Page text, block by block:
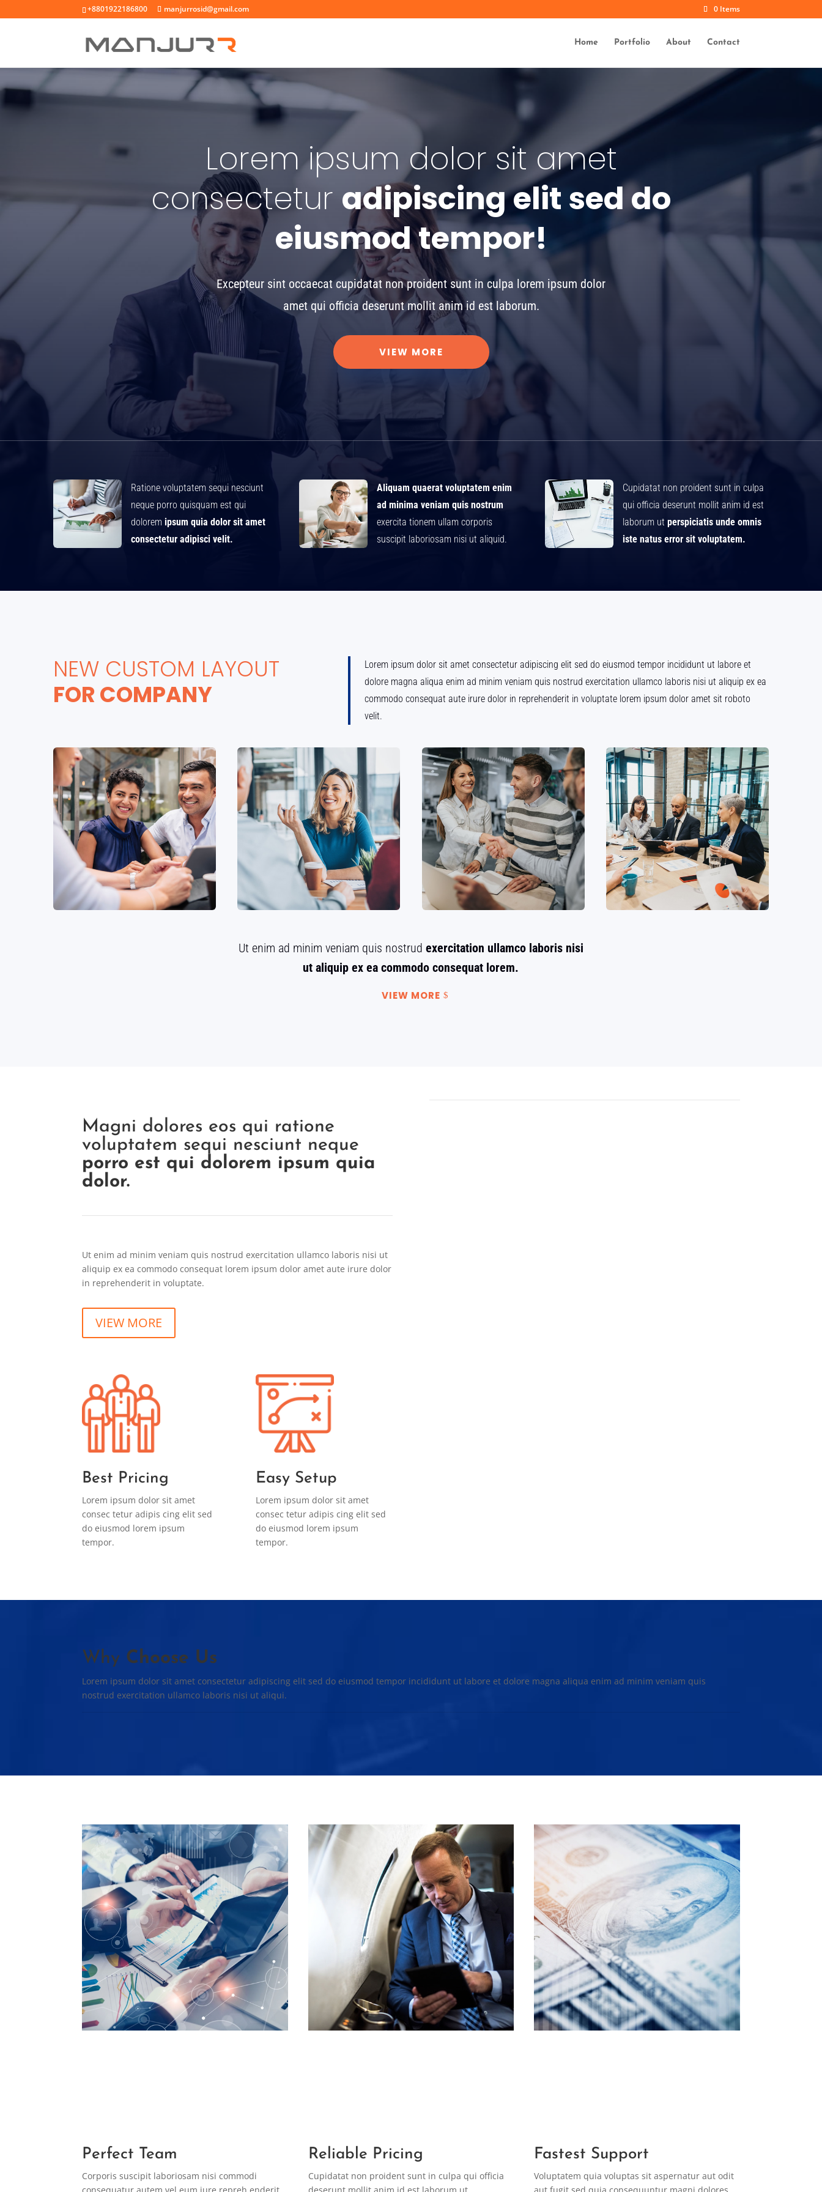
+8801922186800 manjurrosid@gmail.com 0 Items
Home Portfolio About Contact
Lorem ipsum dolor sit amet
consectetur adipiscing elit sed do
eiusmod tempor!
Excepteur sint occaecat cupidatat non proident sunt in culpa lorem ipsum dolor
amet qui officia deserunt mollit anim id est laborum.
VIEW MORE
Ratione voluptatem sequi nesciunt
neque porro quisquam est qui
dolorem ipsum quia dolor sit amet
consectetur adipisci velit.
Aliquam quaerat voluptatem enim
ad minima veniam quis nostrum
exercita tionem ullam corporis
suscipit laboriosam nisi ut aliquid.
Cupidatat non proident sunt in culpa
qui officia deserunt mollit anim id est
laborum ut perspiciatis unde omnis
iste natus error sit voluptatem.
NEW CUSTOM LAYOUT
FOR COMPANY
Lorem ipsum dolor sit amet consectetur adipiscing elit sed do eiusmod tempor incididunt ut labore et
dolore magna aliqua enim ad minim veniam quis nostrud exercitation ullamco laboris nisi ut aliquip ex ea
commodo consequat aute irure dolor in reprehenderit in voluptate lorem ipsum dolor amet sit roboto
velit.
Ut enim ad minim veniam quis nostrud exercitation ullamco laboris nisi
ut aliquip ex ea commodo consequat lorem.
VIEW MORE
Magni dolores eos qui ratione
voluptatem sequi nesciunt neque
porro est qui dolorem ipsum quia
dolor.
Ut enim ad minim veniam quis nostrud exercitation ullamco laboris nisi ut
aliquip ex ea commodo consequat lorem ipsum dolor amet aute irure dolor
in reprehenderit in voluptate.
VIEW MORE
Best Pricing
Lorem ipsum dolor sit amet
consec tetur adipis cing elit sed
do eiusmod lorem ipsum
tempor.
Easy Setup
Lorem ipsum dolor sit amet
consec tetur adipis cing elit sed
do eiusmod lorem ipsum
tempor.
Why Choose Us
Lorem ipsum dolor sit amet consectetur adipiscing elit sed do eiusmod tempor incididunt ut labore et dolore magna aliqua enim ad minim veniam quis
nostrud exercitation ullamco laboris nisi ut aliqui.
Perfect Team
Corporis suscipit laboriosam nisi commodi
Reliable Pricing
Cupidatat non proident sunt in culpa qui officia
Fastest Support
Voluptatem quia voluptas sit aspernatur aut odit